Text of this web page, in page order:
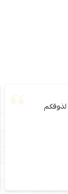
لذوقكم